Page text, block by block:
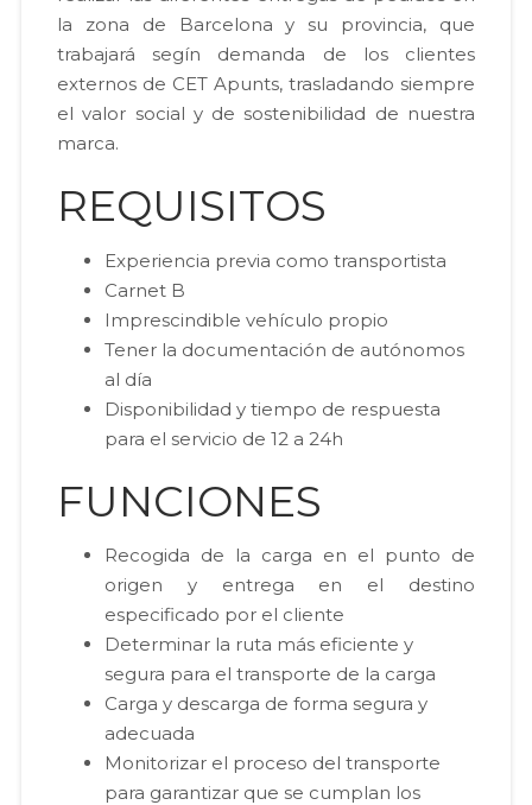
la zona de Barcelona y su provincia, que
trabajará segín demanda de los clientes
externos de CET Apunts, trasladando siempre
el valor social y de sostenibilidad de nuestra
marca.
REQUISITOS
Experiencia previa como transportista
Carnet B
Imprescindible vehículo propio
Tener la documentación de autónomos
al día
Disponibilidad y tiempo de respuesta
para el servicio de 12 a 24h
FUNCIONES
Recogida de la carga en el punto de
origen y entrega en el destino
especificado por el cliente
Determinar la ruta más eficiente y
segura para el transporte de la carga
Carga y descarga de forma segura y
adecuada
Monitorizar el proceso del transporte
para garantizar que se cumplan los